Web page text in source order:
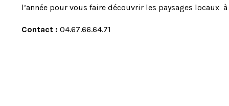
l’année pour vous faire découvrir les paysages locaux à
Contact : 04.67.66.64.71